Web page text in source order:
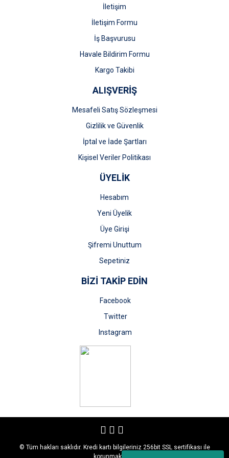
Gönder
İletişim
İletişim Formu
İş Başvurusu
Havale Bildirim Formu
Kargo Takibi
ALIŞVERİŞ
Mesafeli Satış Sözleşmesi
Gizlilik ve Güvenlik
İptal ve İade Şartları
Kişisel Veriler Politikası
ÜYELİK
Hesabım
Yeni Üyelik
Üye Girişi
Şifremi Unuttum
Sepetiniz
BİZİ TAKİP EDİN
Facebook
Twitter
Instagram
© Tüm hakları saklıdır. Kredi kartı bilgileriniz 256bit SSL sertifikası ile
korunmaktadır.